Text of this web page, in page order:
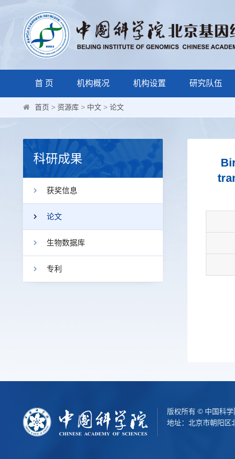
首 页 机构概况 机构设置 研究队伍
首页 > 资源库 > 中文 > 论文
科研成果
获奖信息
论文
生物数据库
专利
版权所有 © 中国科
地址：北京市朝阳